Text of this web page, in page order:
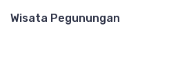
Wisata Pegunungan